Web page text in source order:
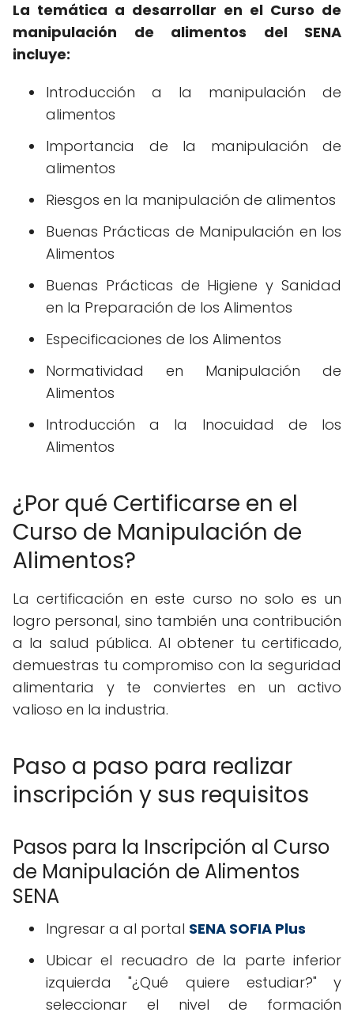
La temática a desarrollar en el Curso de
manipulación de alimentos del SENA
incluye:
Introducción a la manipulación de
alimentos
Importancia de la manipulación de
alimentos
Riesgos en la manipulación de alimentos
Buenas Prácticas de Manipulación en los
Alimentos
Buenas Prácticas de Higiene y Sanidad
en la Preparación de los Alimentos
Especificaciones de los Alimentos
Normatividad en Manipulación de
Alimentos
Introducción a la Inocuidad de los
Alimentos
¿Por qué Certificarse en el
Curso de Manipulación de
Alimentos?
La certificación en este curso no solo es un
logro personal, sino también una contribución
a la salud pública. Al obtener tu certificado,
demuestras tu compromiso con la seguridad
alimentaria y te conviertes en un activo
valioso en la industria.
Paso a paso para realizar
inscripción y sus requisitos
Pasos para la Inscripción al Curso
de Manipulación de Alimentos
SENA
Ingresar a al portal SENA SOFIA Plus
Ubicar el recuadro de la parte inferior
izquierda "¿Qué quiere estudiar?" y
seleccionar el nivel de formación